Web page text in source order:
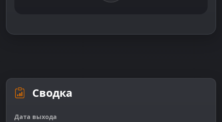
Сводка
Дата выхода